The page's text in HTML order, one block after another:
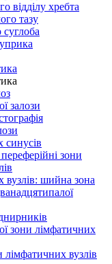
відділу хребта
тазу
залози
синусів
зони
шийна зона
зони лімфатичних
вузлів